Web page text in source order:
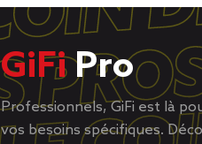
GiFiPro
Professionnels, GiFi est là
vos besoins spécifiques.